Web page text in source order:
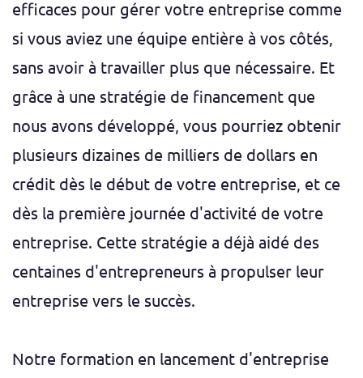
efficaces pour gérer votre entreprise comme
si vous aviez une équipe entière à vos côtés,
sans avoir à travailler plus que nécessaire. Et
grâce à une stratégie de financement que
nous avons développé, vous pourriez obtenir
plusieurs dizaines de milliers de dollars en
crédit dès le début de votre entreprise, et ce
dès la première journée d'activité de votre
entreprise. Cette stratégie a déjà aidé des
centaines d'entrepreneurs à propulser leur
entreprise vers le succès.
Notre formation en lancement d'entreprise